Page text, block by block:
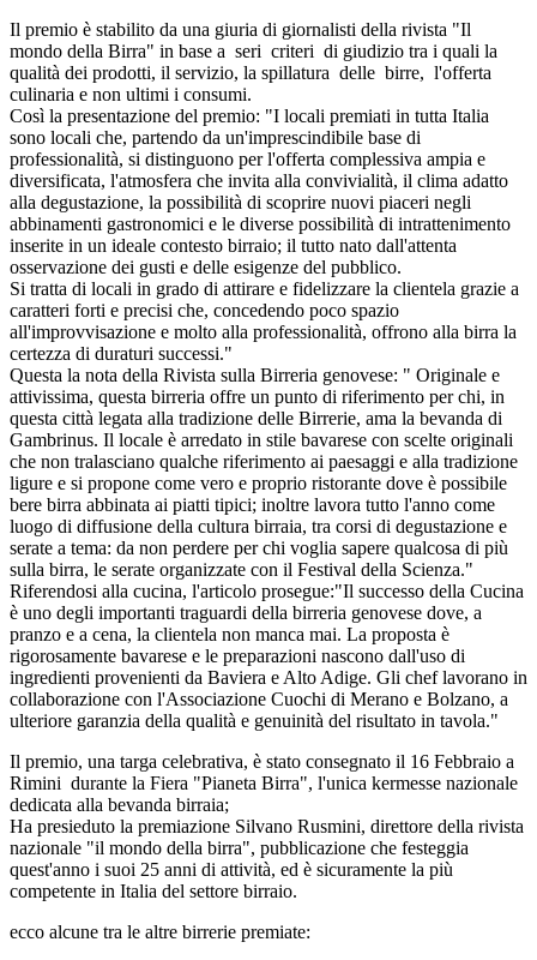
Il premio è stabilito da una giuria di giornalisti della rivista "Il
mondo della Birra" in base a seri criteri di giudizio tra i quali la
qualità dei prodotti, il servizio, la spillatura delle birre, l'offerta
culinaria e non ultimi i consumi.
Così la presentazione del premio: "I locali premiati in tutta Italia
sono locali che, partendo da un'imprescindibile base di
professionalità, si distinguono per l'offerta complessiva ampia e
diversificata, l'atmosfera che invita alla convivialità, il clima adatto
alla degustazione, la possibilità di scoprire nuovi piaceri negli
abbinamenti gastronomici e le diverse possibilità di intrattenimento
inserite in un ideale contesto birraio; il tutto nato dall'attenta
osservazione dei gusti e delle esigenze del pubblico.
Si tratta di locali in grado di attirare e fidelizzare la clientela grazie a
caratteri forti e precisi che, concedendo poco spazio
all'improvvisazione e molto alla professionalità, offrono alla birra la
certezza di duraturi successi."
Questa la nota della Rivista sulla Birreria genovese: " Originale e
attivissima, questa birreria offre un punto di riferimento per chi, in
questa città legata alla tradizione delle Birrerie, ama la bevanda di
Gambrinus. Il locale è arredato in stile bavarese con scelte originali
che non tralasciano qualche riferimento ai paesaggi e alla tradizione
ligure e si propone come vero e proprio ristorante dove è possibile
bere birra abbinata ai piatti tipici; inoltre lavora tutto l'anno come
luogo di diffusione della cultura birraia, tra corsi di degustazione e
serate a tema: da non perdere per chi voglia sapere qualcosa di più
sulla birra, le serate organizzate con il Festival della Scienza."
Riferendosi alla cucina, l'articolo prosegue:"Il successo della Cucina
è uno degli importanti traguardi della birreria genovese dove, a
pranzo e a cena, la clientela non manca mai. La proposta è
rigorosamente bavarese e le preparazioni nascono dall'uso di
ingredienti provenienti da Baviera e Alto Adige. Gli chef lavorano in
collaborazione con l'Associazione Cuochi di Merano e Bolzano, a
ulteriore garanzia della qualità e genuinità del risultato in tavola."
Il premio, una targa celebrativa, è stato consegnato il 16 Febbraio a
Rimini durante la Fiera "Pianeta Birra", l'unica kermesse nazionale
dedicata alla bevanda birraia;
Ha presieduto la premiazione Silvano Rusmini, direttore della rivista
nazionale "il mondo della birra", pubblicazione che festeggia
quest'anno i suoi 25 anni di attività, ed è sicuramente la più
competente in Italia del settore birraio.
ecco alcune tra le altre birrerie premiate: